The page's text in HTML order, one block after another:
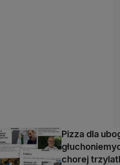
Pizza dla
chorej